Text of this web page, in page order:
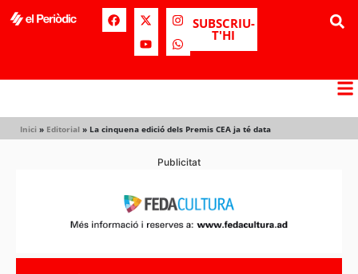
SUBSCRIU-
T'HI
Inici » Editorial » La cinquena edició dels Premis CEA ja té data
Publicitat